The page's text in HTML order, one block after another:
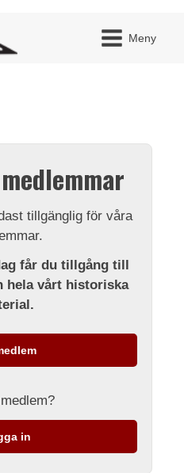
Meny
tillgänglig för våra
får du tillgång till
hela vårt historiska
in